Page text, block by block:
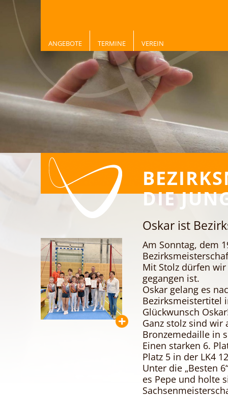
ANGEBOTE TERMINE VEREIN
DIE
Oskar ist
Am Sonntag, dem
Mit Stolz dürfen
gegangen ist.
Oskar gelang es
Bezirksmeistertitel
Glückwunsch
Ganz stolz sind wir
Bronzemedaille in
Einen starken 6.
Platz 5 in der LK4
Unter die „Besten
es Pepe und holte